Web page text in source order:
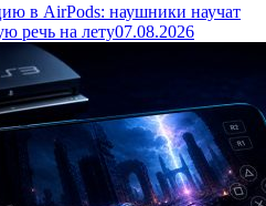
в AirPods: наушники научат
речь на лету07.08.2026